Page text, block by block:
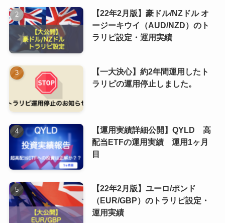
【22年2月版】豪ドル/NZドル オ
ージーキウイ（AUD/NZD）のト
ラリピ設定・運用実績
【一大決心】約2年間運用したト
ラリピの運用停止しました。
【運用実績詳細公開】QYLD 高
配当ETFの運用実績 運用1ヶ月
目
【22年2月版】ユーロ/ポンド
（EUR/GBP）のトラリピ設定・
運用実績